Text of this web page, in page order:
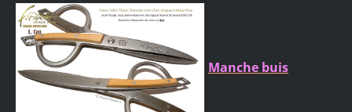
Manche buis